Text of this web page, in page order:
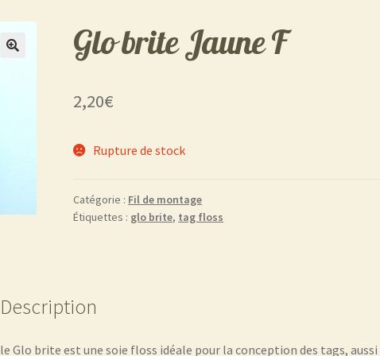
Glo brite Jaune F
2,20€
Rupture de stock
Catégorie : Fil de montage
Étiquettes : glo brite, tag floss
Description
le Glo brite est une soie floss idéale pour la conception des tags,